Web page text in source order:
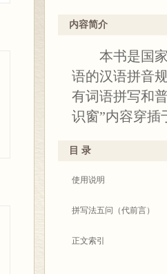
这样的书。该馆汉语工具
虽然说我从事汉语拼音
次；而且拼写法中存在
笔，因此难度是相当大的
员一起，一边收集材料，
说实在话，拼写法是一
之九十五以上的问题，
和校对等方面的同志，表
内容简介
本书是国家
语的汉语拼音
有词语拼写和
识窗”内容穿插
目 录
使用说明
拼写法五问（代前言）
正文索引